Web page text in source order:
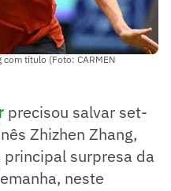
título (Foto: CARMEN
precisou salvar set-
Zhizhen Zhang,
principal surpresa da
neste